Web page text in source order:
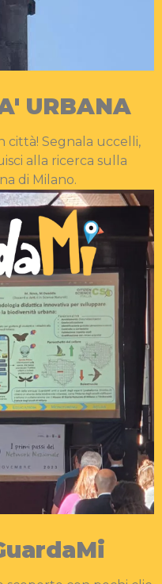
URBANA
città! Segnala uccelli,
alla ricerca sulla
di Milano.